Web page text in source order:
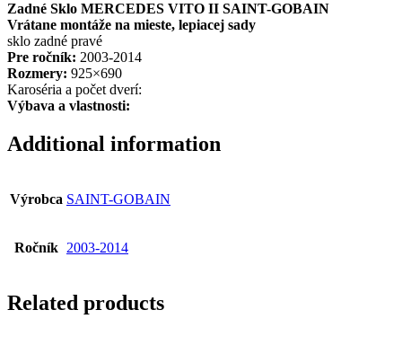
Zadné Sklo MERCEDES VITO II SAINT-GOBAIN
Vrátane montáže na mieste, lepiacej sady
sklo zadné pravé
Pre ročník: 2003-2014
Rozmery: 925×690
Karoséria a počet dverí:
Výbava a vlastnosti:
Additional information
Výrobca SAINT-GOBAIN
Ročník 2003-2014
Related products